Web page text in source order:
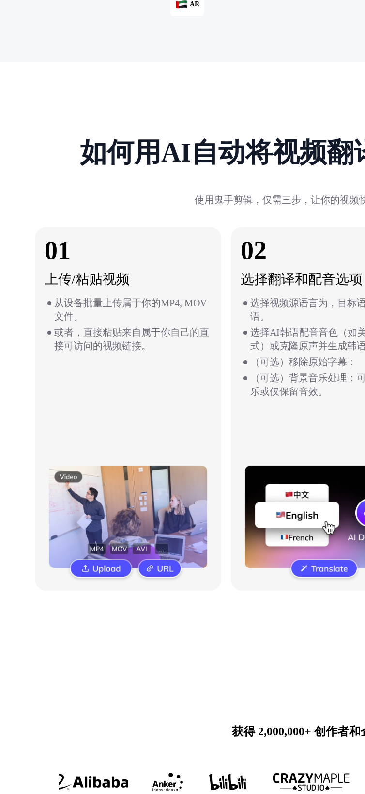
AR
如何用AI自动将视频翻
使用鬼手剪辑，仅需三步，让你的视频
01
上传/粘贴视频
从设备批量上传属于你的MP4, MOV
文件。
或者，直接粘贴来自属于你自己的直
接可访问的视频链接。
02
选择翻译和配音选项
选择视频源语言为，目标
语。
选择AI韩语配音音色（如
式）或克隆原声并生成韩语
（可选）移除原始字幕：
（可选）背景音乐处理：
乐或仅保留音效。
获得 2,000,000+ 创作者